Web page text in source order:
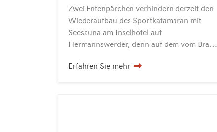
Zwei Entenpärchen verhindern derzeit den
Wiederaufbau des Sportkatamaran mit
Seesauna am Inselhotel auf
Hermannswerder, denn auf dem vom Brandschaden geschädigten Schiff brüten überraschend zwei Entenpärchen. Zwischen den beschädigten Wandplatten haben die Enten hier einen ruhigen und geschützten Ort für ihre…
Erfahren Sie mehr